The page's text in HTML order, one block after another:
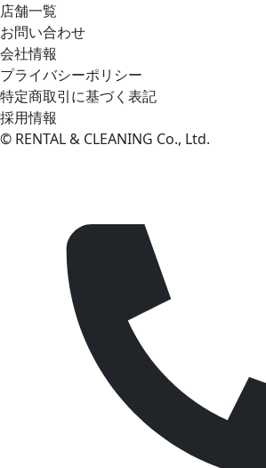
店舗一覧
お問い合わせ
会社情報
プライバシーポリシー
特定商取引に基づく表記
採用情報
© RENTAL & CLEANING Co., Ltd.